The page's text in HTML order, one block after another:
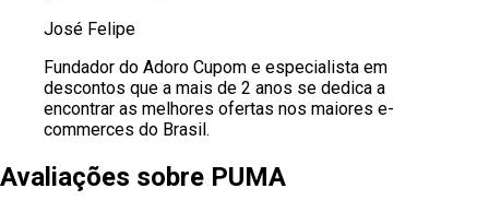
José Felipe
Fundador do Adoro Cupom e especialista em
descontos que a mais de 2 anos se dedica a
encontrar as melhores ofertas nos maiores e-
commerces do Brasil.
Avaliações sobre PUMA